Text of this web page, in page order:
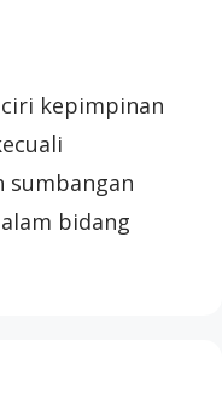
kepimpinan
sumbangan
bidang